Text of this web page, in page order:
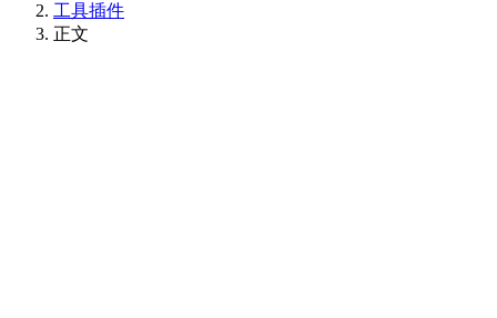
工具插件
正文